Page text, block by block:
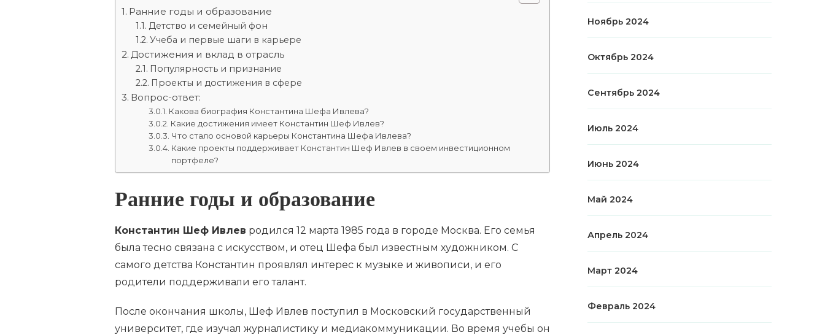
Ранние годы и образование
Детство и семейный фон
Учеба и первые шаги в карьере
Достижения и вклад в отрасль
Популярность и признание
Проекты и достижения в сфере
Вопрос-ответ:
Какова биография Константина Шефа Ивлева?
Какие достижения имеет Константин Шеф Ивлев?
Что стало основой карьеры Константина Шефа Ивлева?
Какие проекты поддерживает Константин Шеф Ивлев в своем инвестиционном
портфеле?
Ранние годы и образование
Константин Шеф Ивлев родился 12 марта 1985 года в городе Москва. Его семья
была тесно связана с искусством, и отец Шефа был известным художником. С
самого детства Константин проявлял интерес к музыке и живописи, и его
родители поддерживали его талант.
После окончания школы, Шеф Ивлев поступил в Московский государственный
университет, где изучал журналистику и медиакоммуникации. Во время учебы он
Ноябрь 2024
Октябрь 2024
Сентябрь 2024
Июль 2024
Июнь 2024
Май 2024
Апрель 2024
Март 2024
Февраль 2024